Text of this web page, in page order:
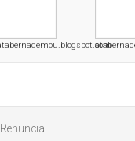
Renuncia